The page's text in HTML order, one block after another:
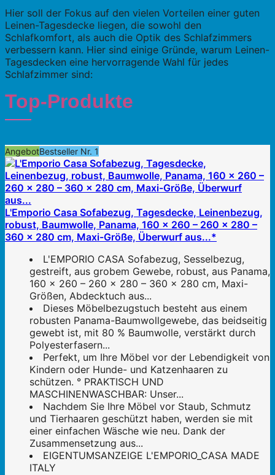
Hier soll der Fokus auf den vielen Vorteilen einer guten
Leinen-Tagesdecke liegen, die sowohl den
Schlafkomfort, als auch die Optik des Schlafzimmers
verbessern kann. Hier sind einige Gründe, warum Leinen-
Tagesdecken eine hervorragende Wahl für jedes
Schlafzimmer sind:
Top-Produkte
AngebotBestseller Nr. 1
L'Emporio Casa Sofabezug, Tagesdecke, Leinenbezug,
robust, Baumwolle, Panama, 160 x 260 – 260 x 280 –
360 x 280 cm, Maxi-Größe, Überwurf aus...*
L'EMPORIO CASA Sofabezug, Sesselbezug,
gestreift, aus grobem Gewebe, robust, aus Panama,
160 x 260 – 260 x 280 – 360 x 280 cm, Maxi-
Größen, Abdecktuch aus...
Dieses Möbelbezugstuch besteht aus einem
robusten Panama-Baumwollgewebe, das beidseitig
gewebt ist, mit 80 % Baumwolle, verstärkt durch
Polyesterfasern...
Perfekt, um Ihre Möbel vor der Lebendigkeit von
Kindern oder Hunde- und Katzenhaaren zu
schützen. ° PRAKTISCH UND
MASCHINENWASCHBAR: Unser...
Nachdem Sie Ihre Möbel vor Staub, Schmutz
und Tierhaaren geschützt haben, werden sie mit
einer einfachen Wäsche wie neu. Dank der
Zusammensetzung aus...
EIGENTUMSANZEIGE L'EMPORIO_CASA MADE
ITALY